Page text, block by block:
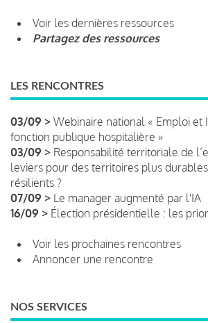
Voir les dernières ressources
Partagez des ressources
LES RENCONTRES
03/09 > Webinaire national « Emploi et
fonction publique hospitalière »
03/09 > Responsabilité territoriale de
leviers pour des territoires plus
résilients ?
07/09 > Le manager augmenté par l'IA
16/09 > Élection présidentielle : les
Voir les prochaines rencontres
Annoncer une rencontre
NOS SERVICES